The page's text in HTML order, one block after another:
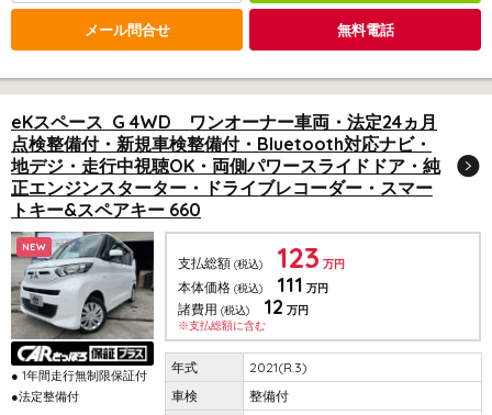
メール問合せ 無料電話
eKスペース G 4WD ワンオーナー車両・法定24ヵ月
点検整備付・新規車検整備付・Bluetooth対応ナビ・
地デジ・走行中視聴OK・両側パワースライドドア・純
正エンジンスターター・ドライブレコーダー・スマー
トキー&スペアキー 660
NEW
● 1年間走行無制限保証付
●法定整備付
支払総額 (税込) 123 万円
本体価格 (税込) 111 万円
諸費用 (税込) 12 万円
※支払総額に含む
2021(R.3)
整備付